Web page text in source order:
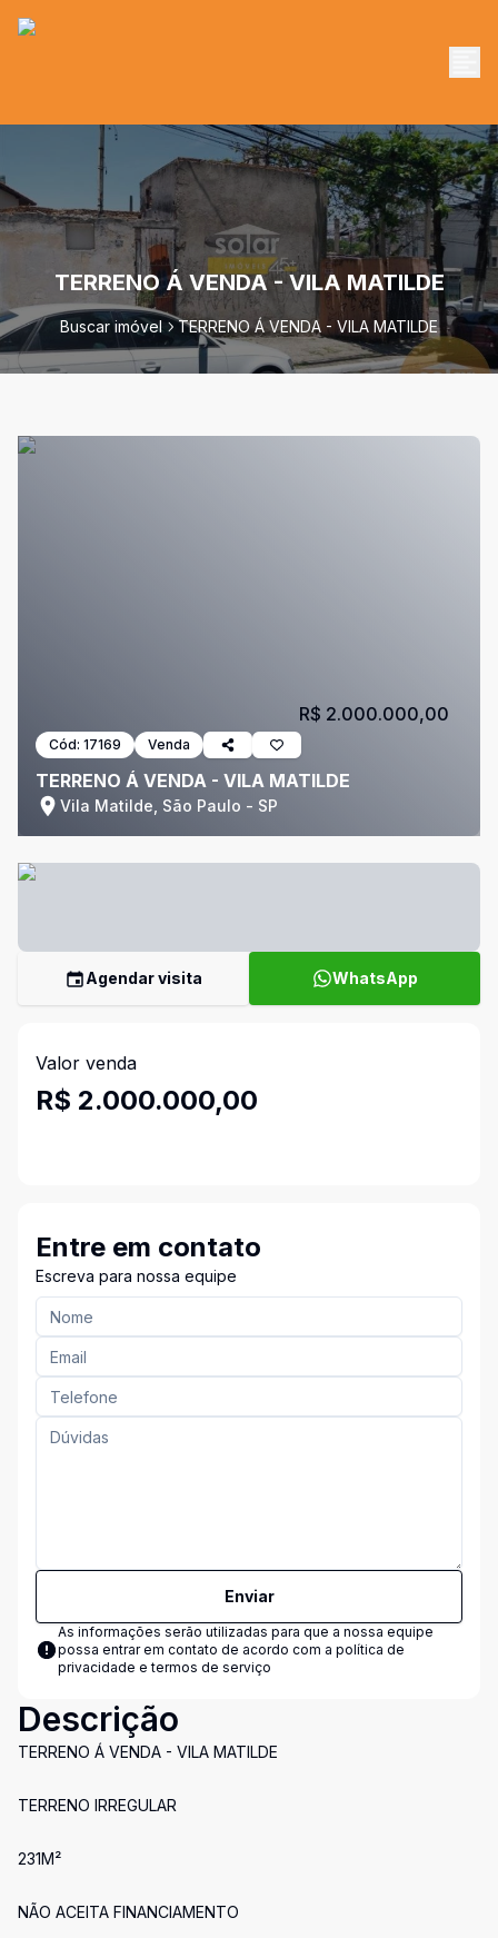
TERRENO Á VENDA - VILA MATILDE
Buscar imóvel TERRENO Á VENDA - VILA MATILDE
Cód: 17169 Venda
TERRENO Á VENDA - VILA MATILDE
Vila Matilde, São Paulo - SP
R$ 2.000.000,00
Agendar visita WhatsApp
Valor venda
R$ 2.000.000,00
Entre em contato
Escreva para nossa equipe
Enviar
As informações serão utilizadas para que a nossa equipe
possa entrar em contato de acordo com a política de
privacidade e termos de serviço
Descrição
TERRENO Á VENDA - VILA MATILDE
TERRENO IRREGULAR
231M²
NÃO ACEITA FINANCIAMENTO